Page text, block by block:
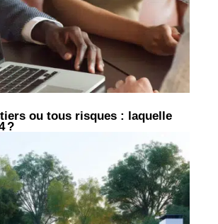
ou tous risques : laquelle
?